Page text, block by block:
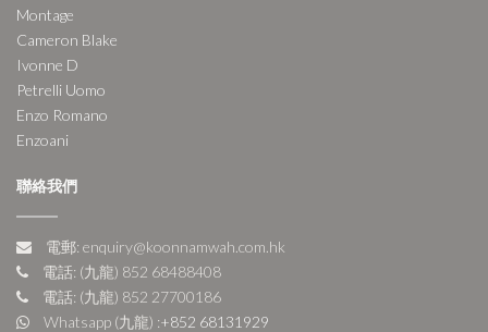
Montage
Cameron Blake
Ivonne D
Petrelli Uomo
Enzo Romano
Enzoani
聯絡我們
電郵: enquiry@koonnamwah.com.hk
電話: (九龍) 852 68488408
電話: (九龍) 852 27700186
Whatsapp (九龍) :+852 68131929